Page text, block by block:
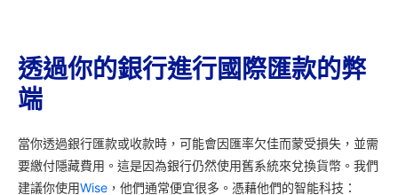
透過你的銀行進行國際匯款的弊
端
當你透過銀行匯款或收款時，可能會因匯率欠佳而蒙受損失，並需
要繳付隱藏費用。這是因為銀行仍然使用舊系統來兌換貨幣。我們
建議你使用Wise ，他們通常便宜很多。憑藉他們的智能科技：